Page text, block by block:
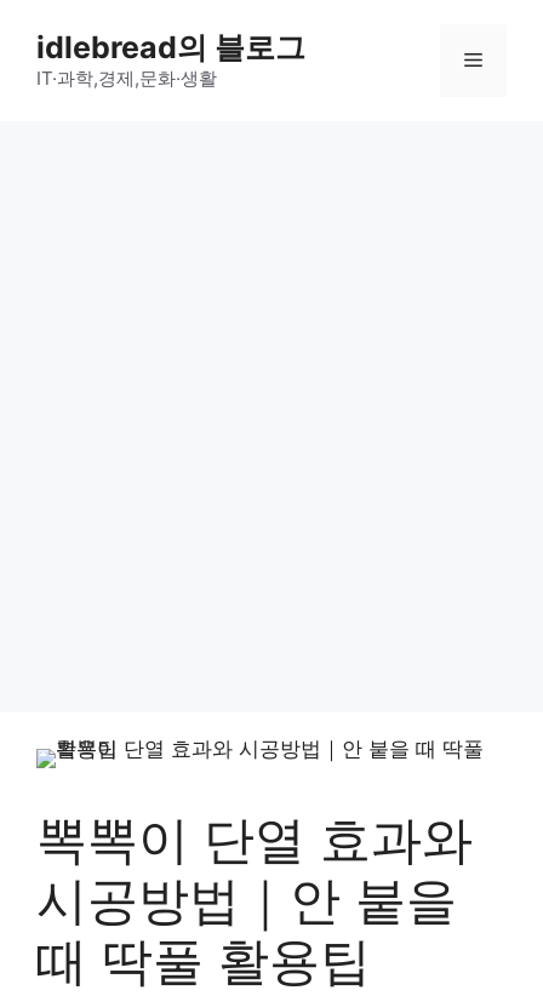
idlebread의 블로그
IT·과학,경제,문화·생활
메
뽁뽁이 단열 효과와
시공방법｜안 붙을
때 딱풀 활용팁